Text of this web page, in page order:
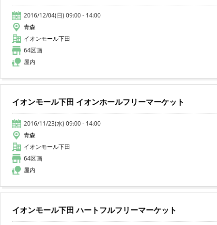
2016/12/04(日) 09:00 - 14:00
青森
イオンモール下田
64区画
屋内
イオンモール下田 イオンホールフリーマーケット
2016/11/23(水) 09:00 - 14:00
青森
イオンモール下田
64区画
屋内
イオンモール下田 ハートフルフリーマーケット